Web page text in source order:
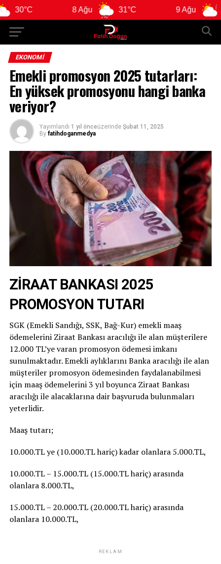
31°C 29°C
EKONOMI
Emekli promosyon 2025 tutarları:
En yüksek promosyonu hangi banka
veriyor?
Yayımlandı 1 yıl önceüzerinde Şubat 11, 2025
By fatihdoganmedya
ZİRAAT BANKASI 2025
PROMOSYON TUTARI
SGK (Emekli Sandığı, SSK, Bağ-Kur) emekli maaş
ödemelerini Ziraat Bankası aracılığı ile alan müşterilere
12.000 TL’ye varan promosyon ödemesi imkanı
sunulmaktadır. Emekli aylıklarını Banka aracılığı ile alan
müşteriler promosyon ödemesinden faydalanabilmesi
için maaş ödemelerini 3 yıl boyunca Ziraat Bankası
aracılığı ile alacaklarına dair başvuruda bulunmaları
yeterlidir.
Maaş tutarı;
10.000.TL ye (10.000.TL hariç) kadar olanlara 5.000.TL,
10.000.TL – 15.000.TL (15.000.TL hariç) arasında
olanlara 8.000.TL,
15.000.TL – 20.000.TL (20.000.TL hariç) arasında
olanlara 10.000.TL,
REKLAM